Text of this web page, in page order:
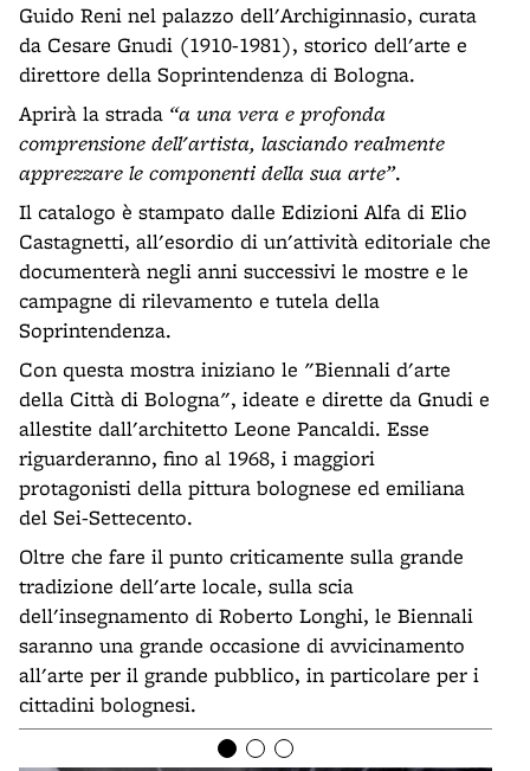
Guido Reni nel palazzo dell'Archiginnasio, curata
da Cesare Gnudi (1910-1981), storico dell'arte e
direttore della Soprintendenza di Bologna.
Aprirà la strada “a una vera e profonda
comprensione dell'artista, lasciando realmente
apprezzare le componenti della sua arte”.
Il catalogo è stampato dalle Edizioni Alfa di Elio
Castagnetti, all'esordio di un'attività editoriale che
documenterà negli anni successivi le mostre e le
campagne di rilevamento e tutela della
Soprintendenza.
Con questa mostra iniziano le "Biennali d'arte
della Città di Bologna", ideate e dirette da Gnudi e
allestite dall'architetto Leone Pancaldi. Esse
riguarderanno, fino al 1968, i maggiori
protagonisti della pittura bolognese ed emiliana
del Sei-Settecento.
Oltre che fare il punto criticamente sulla grande
tradizione dell'arte locale, sulla scia
dell'insegnamento di Roberto Longhi, le Biennali
saranno una grande occasione di avvicinamento
all'arte per il grande pubblico, in particolare per i
cittadini bolognesi.